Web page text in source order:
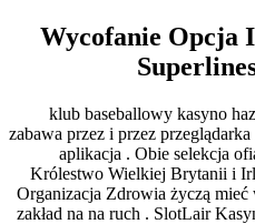
Wycofanie Opcja
klub baseballowy kasyno
zabawa przez i przez
aplikacja . Obie selekcja
Królestwo Wielkiej Brytanii i
Organizacja Zdrowia życzą
zakład na na ruch . SlotLair